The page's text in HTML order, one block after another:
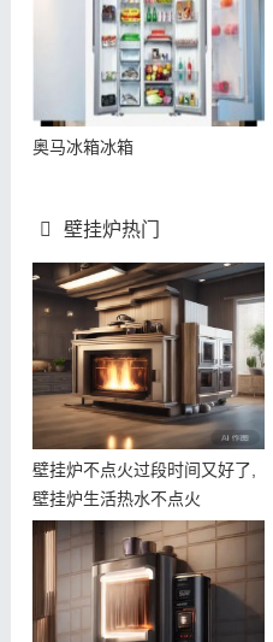
奥马冰箱冰箱
壁挂炉热门
壁挂炉不点火过段时间又好了,
壁挂炉生活热水不点火